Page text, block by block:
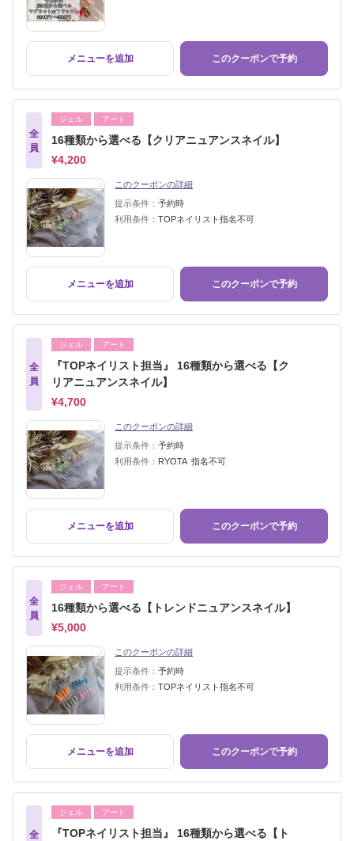
メニューを追加 このクーポンで予約
全
員
ジェル アート
16種類から選べる【クリアニュアンスネイル】
¥4,200
このクーポンの詳細
提示条件： 予約時
利用条件： TOPネイリスト指名不可
メニューを追加 このクーポンで予約
全
員
ジェル アート
『TOPネイリスト担当』 16種類から選べる【ク
リアニュアンスネイル】
¥4,700
このクーポンの詳細
提示条件： 予約時
利用条件： RYOTA 指名不可
メニューを追加 このクーポンで予約
全
員
ジェル アート
16種類から選べる【トレンドニュアンスネイル】
¥5,000
このクーポンの詳細
提示条件： 予約時
利用条件： TOPネイリスト指名不可
メニューを追加 このクーポンで予約
全
ジェル アート
『TOPネイリスト担当』 16種類から選べる【ト